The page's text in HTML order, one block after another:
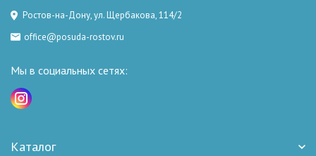
Ростов-на-Дону, ул. Щербакова, 114/2
office@posuda-rostov.ru
Мы в социальных сетях:
Каталог